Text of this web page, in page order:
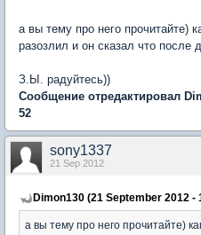
а вы тему про него прочитайте)
разозлил и он сказал что после
З.Ы. радуйтесь))
Сообщение отредактировал
52
sony1337
21 Sep 2012
Dimon130 (21 September 2012 -
а вы тему про него прочитайте)